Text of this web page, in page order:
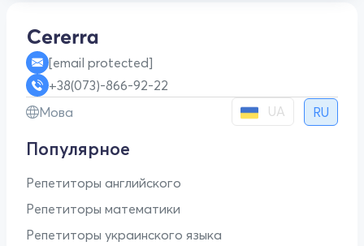
[email protected]
+38(073)-866-92-22
Мова
UA RU
Популярное
Репетиторы английского
Репетиторы математики
Репетиторы украинского языка